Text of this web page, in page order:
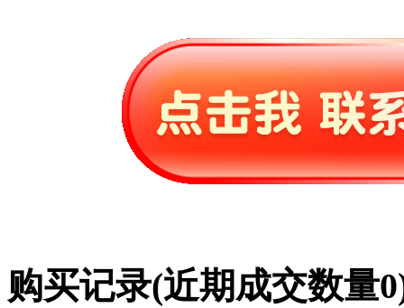
购买记录(近期成交数量0